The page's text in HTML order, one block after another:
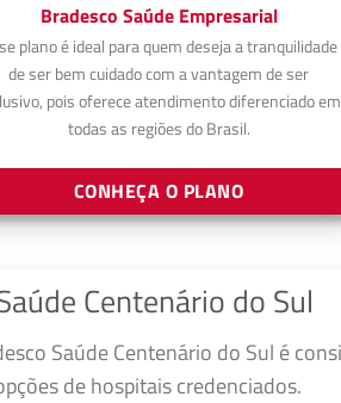
Bradesco Saúde Empresarial
plano é ideal para quem deseja a tranquilidade
de ser bem cuidado com a vantagem de ser
pois oferece atendimento diferenciado em
todas as regiões do Brasil.
CONHEÇA O PLANO
Centenário do Sul
Saúde Centenário do Sul é
de hospitais credenciados.